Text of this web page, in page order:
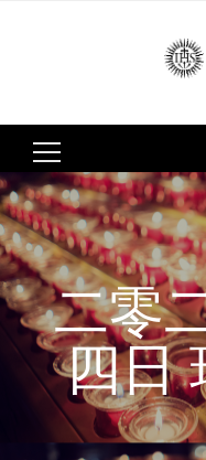
Search
for:
二零
四日